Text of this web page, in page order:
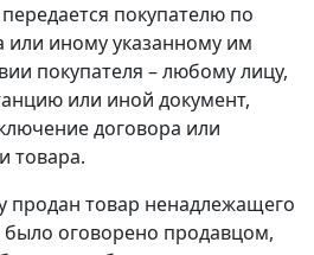
покупателю по
или иному указанному им
покупателя – любому лицу,
или иной документ,
договора или
товара.
продан товар ненадлежащего
было оговорено продавцом,